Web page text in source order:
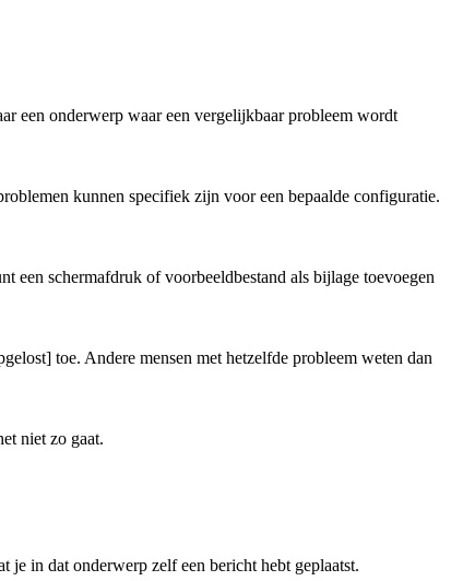
een onderwerp waar een vergelijkbaar probleem wordt
kunnen specifiek zijn voor een bepaalde configuratie.
een schermafdruk of voorbeeldbestand als bijlage toevoegen
toe. Andere mensen met hetzelfde probleem weten dan
niet zo gaat.
je in dat onderwerp zelf een bericht hebt geplaatst.